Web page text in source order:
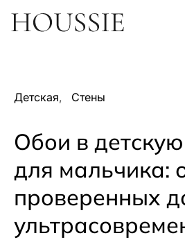
Детская Стены
Обои в
для мальчика:
проверенных